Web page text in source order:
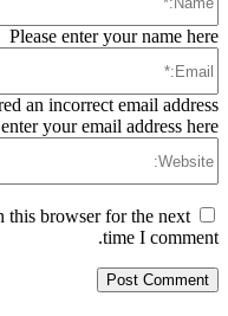
Please enter your name here
an incorrect email address!
your email address here
this browser for the next
time I comment.